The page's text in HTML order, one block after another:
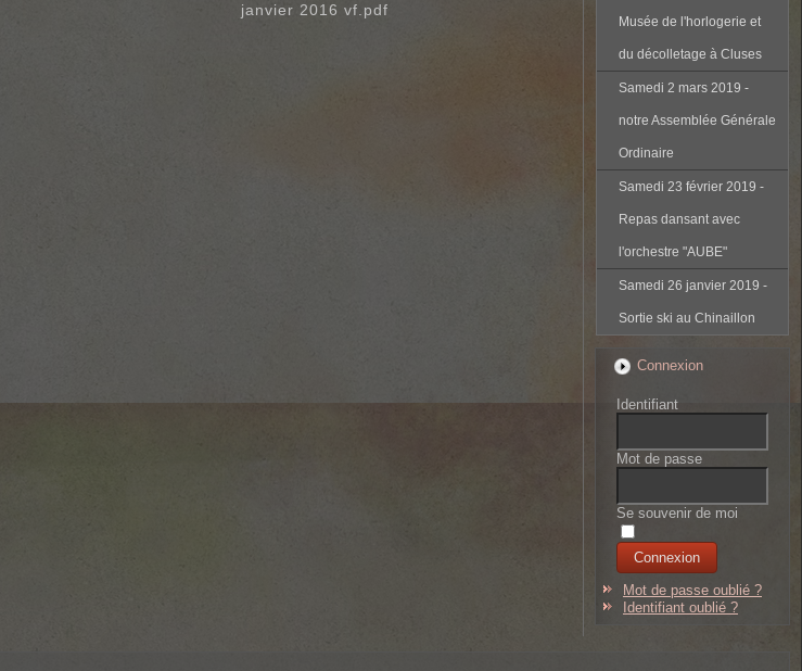
janvier 2016 vf.pdf
Musée de l'horlogerie et
du décolletage à Cluses
Samedi 2 mars 2019 -
notre Assemblée Générale
Ordinaire
Samedi 23 février 2019 -
Repas dansant avec
l'orchestre "AUBE"
Samedi 26 janvier 2019 -
Sortie ski au Chinaillon
Connexion
Identifiant
Mot de passe
Se souvenir de moi
Mot de passe oublié ?
Identifiant oublié ?